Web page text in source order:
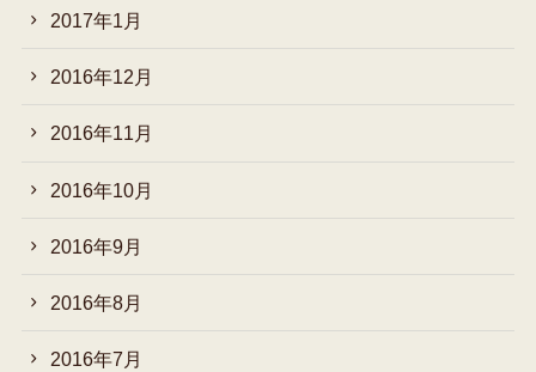
2017年1月
2016年12月
2016年11月
2016年10月
2016年9月
2016年8月
2016年7月